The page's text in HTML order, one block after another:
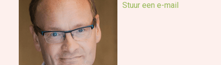
Stuur een e-mail